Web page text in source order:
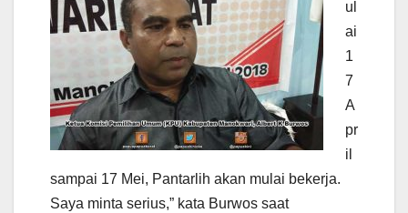
ul
ai
1
7
A
pr
il
sampai 17 Mei, Pantarlih akan mulai bekerja.
Saya minta serius,” kata Burwos saat